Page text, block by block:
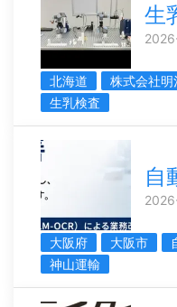
生
北海道 株式会社明
生乳検査
自
大阪府 大阪市
神山運輸